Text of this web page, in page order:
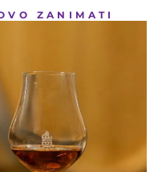
ZANIMATI